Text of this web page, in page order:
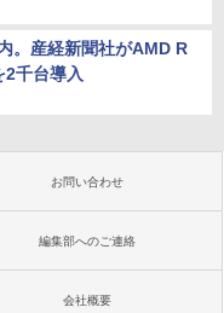
。産経新聞社がAMD R
千台導入
お問い合わせ
編集部へのご連絡
会社概要